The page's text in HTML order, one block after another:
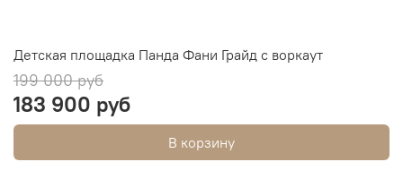
Детская площадка Панда Фани Грайд с воркаут
199 000 руб
183 900 руб
В корзину